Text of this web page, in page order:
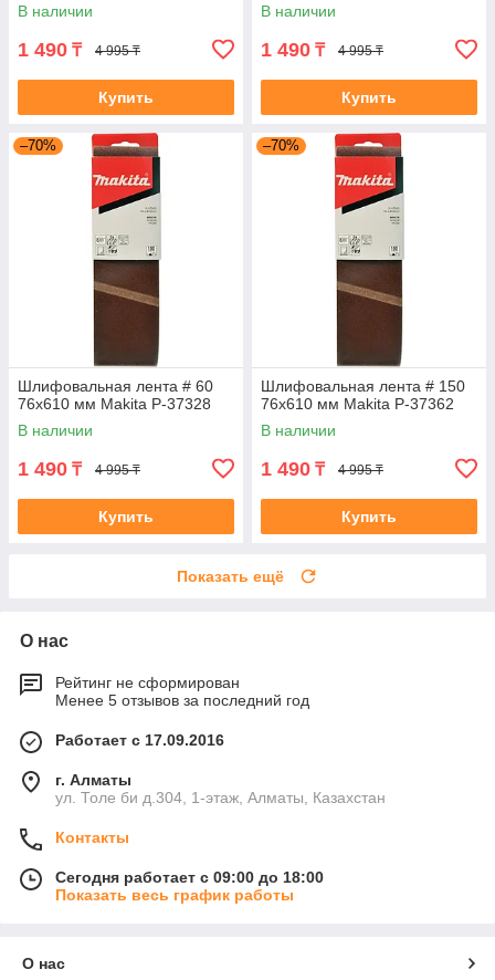
В наличии
1 490 ₸ 4 995 ₸
Купить
В наличии
1 490 ₸ 4 995 ₸
Купить
–70%
Шлифовальная лента # 60
76x610 мм Makita P-37328
В наличии
1 490 ₸ 4 995 ₸
Купить
–70%
Шлифовальная лента # 150
76x610 мм Makita P-37362
В наличии
1 490 ₸ 4 995 ₸
Купить
Показать ещё
О нас
Рейтинг не сформирован
Менее 5 отзывов за последний год
Работает с 17.09.2016
г. Алматы
ул. Толе би д.304, 1-этаж, Алматы, Казахстан
Контакты
Сегодня работает с 09:00 до 18:00
Показать весь график работы
О нас